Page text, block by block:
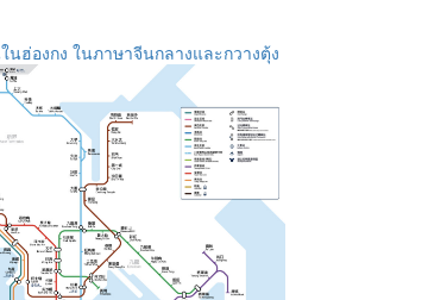
นฮ่องกง ในภาษาจีนกลางและกวางตุ้ง